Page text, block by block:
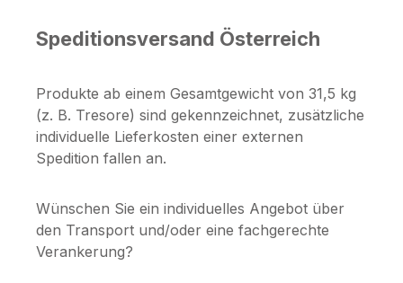
Speditionsversand Österreich
Produkte ab einem Gesamtgewicht von 31,5 kg
(z. B. Tresore) sind gekennzeichnet, zusätzliche
individuelle Lieferkosten einer externen
Spedition fallen an.
Wünschen Sie ein individuelles Angebot über
den Transport und/oder eine fachgerechte
Verankerung?